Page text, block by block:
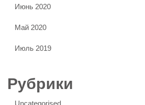
Июнь 2020
Май 2020
Июль 2019
Рубрики
Uncategorised